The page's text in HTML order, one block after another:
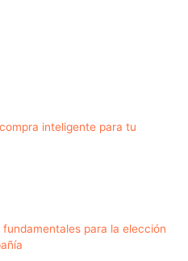
inteligente para tu
para la elección